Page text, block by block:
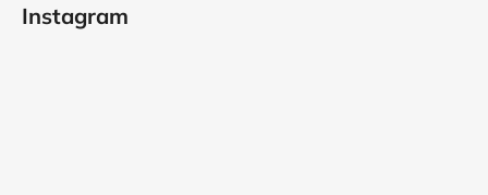
Instagram